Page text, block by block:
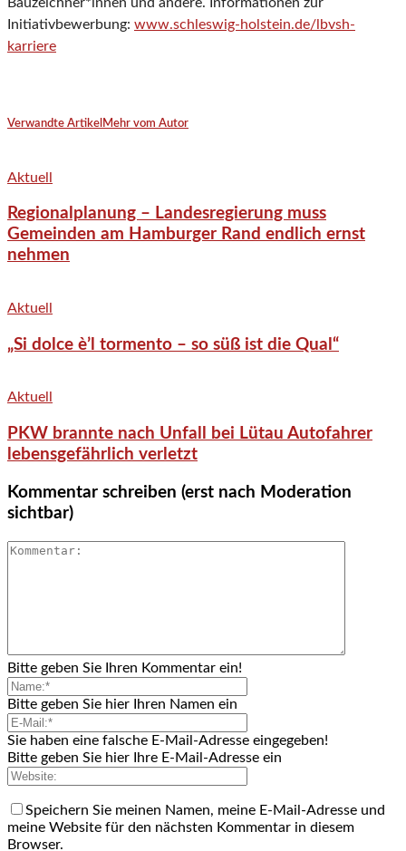
Initiativbewerbung: www.schleswig-holstein.de/lbvsh-
karriere
Verwandte Artikel Mehr vom Autor
Aktuell
Regionalplanung – Landesregierung muss
Gemeinden am Hamburger Rand endlich ernst
nehmen
Aktuell
„Si dolce è’l tormento – so süß ist die Qual“
Aktuell
PKW brannte nach Unfall bei Lütau Autofahrer
lebensgefährlich verletzt
Kommentar schreiben (erst nach Moderation
sichtbar)
Bitte geben Sie Ihren Kommentar ein!
Bitte geben Sie hier Ihren Namen ein
Sie haben eine falsche E-Mail-Adresse eingegeben!
Bitte geben Sie hier Ihre E-Mail-Adresse ein
Speichern Sie meinen Namen, meine E-Mail-Adresse und
meine Website für den nächsten Kommentar in diesem
Browser.